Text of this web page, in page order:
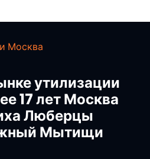
утилизации
17 лет Москва
Люберцы
Мытищи